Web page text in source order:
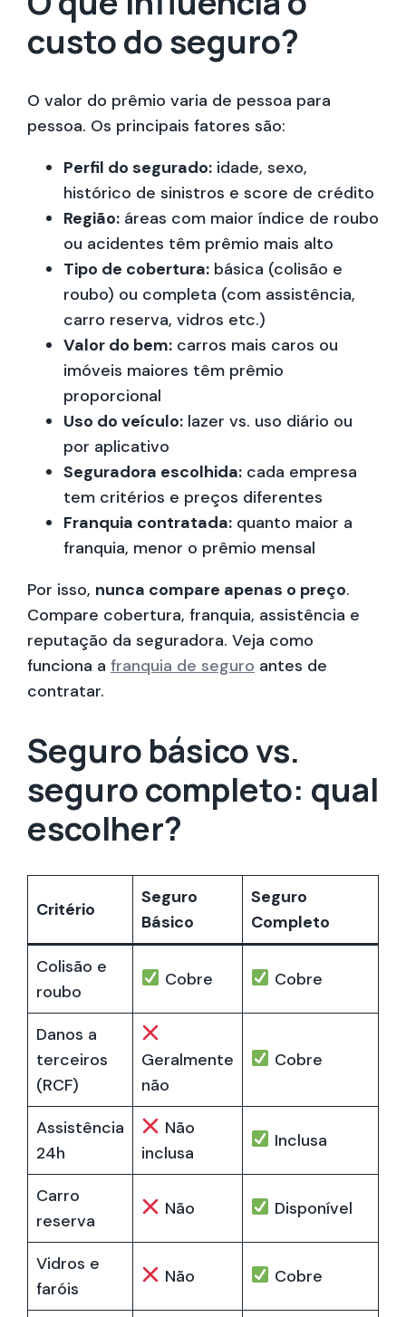
custo do seguro?
O valor do prêmio varia de pessoa para
pessoa. Os principais fatores são:
Perfil do segurado: idade, sexo,
histórico de sinistros e score de crédito
Região: áreas com maior índice de roubo
ou acidentes têm prêmio mais alto
Tipo de cobertura: básica (colisão e
roubo) ou completa (com assistência,
carro reserva, vidros etc.)
Valor do bem: carros mais caros ou
imóveis maiores têm prêmio
proporcional
Uso do veículo: lazer vs. uso diário ou
por aplicativo
Seguradora escolhida: cada empresa
tem critérios e preços diferentes
Franquia contratada: quanto maior a
franquia, menor o prêmio mensal
Por isso, nunca compare apenas o preço.
Compare cobertura, franquia, assistência e
reputação da seguradora. Veja como
funciona a franquia de seguro antes de
contratar.
Seguro básico vs.
seguro completo: qual
escolher?
Critério
Seguro
Básico
Seguro
Completo
Colisão e
roubo
Cobre Cobre
Danos a
terceiros
(RCF)
Geralmente
não
Cobre
Assistência
24h
Não
inclusa
Inclusa
Carro
reserva
Não Disponível
Vidros e
faróis
Não Cobre